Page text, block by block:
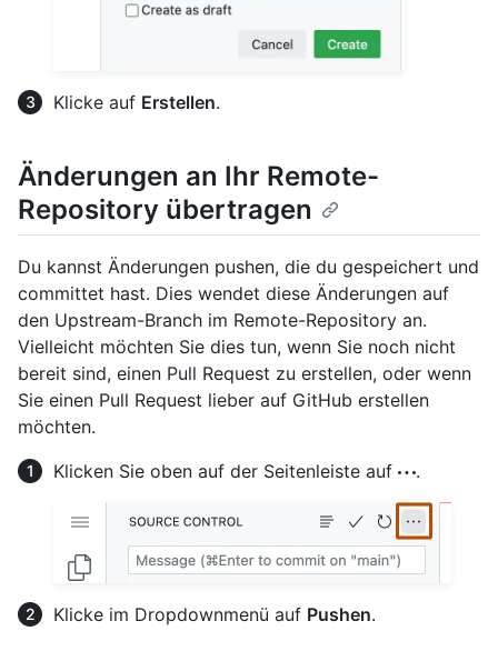
Klicke auf Erstellen.
Änderungen an Ihr Remote-
Repository übertragen
Du kannst Änderungen pushen, die du gespeichert und
committet hast. Dies wendet diese Änderungen auf
den Upstream-Branch im Remote-Repository an.
Vielleicht möchten Sie dies tun, wenn Sie noch nicht
bereit sind, einen Pull Request zu erstellen, oder wenn
Sie einen Pull Request lieber auf GitHub erstellen
möchten.
Klicken Sie oben auf der Seitenleiste auf
.
Klicke im Dropdownmenü auf Pushen.